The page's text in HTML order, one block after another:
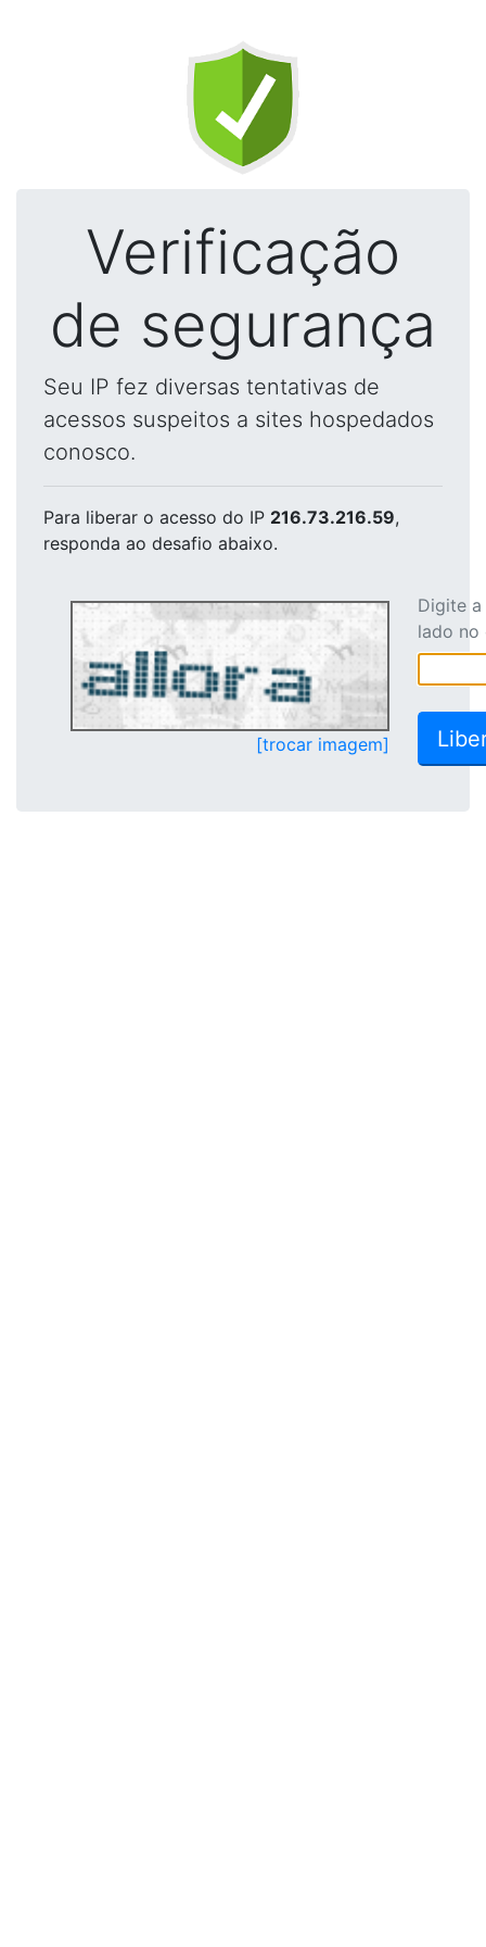
Verificação
de segurança
Seu IP fez diversas tentativas de
acessos suspeitos a sites hospedados
conosco.
Para liberar o acesso do IP 216.73.216.59,
responda ao desafio abaixo.
[trocar imagem]
Digite
lado no